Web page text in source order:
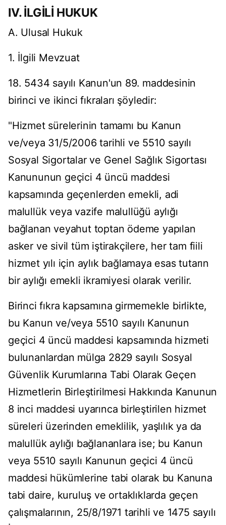
IV. İLGİLİ HUKUK
A. Ulusal Hukuk
1. İlgili Mevzuat
18. 5434 sayılı Kanun'un 89. maddesinin
birinci ve ikinci fıkraları şöyledir:
"Hizmet sürelerinin tamamı bu Kanun
ve/veya 31/5/2006 tarihli ve 5510 sayılı
Sosyal Sigortalar ve Genel Sağlık Sigortası
Kanununun geçici 4 üncü maddesi
kapsamında geçenlerden emekli, adi
malullük veya vazife malullüğü aylığı
bağlanan veyahut toptan ödeme yapılan
asker ve sivil tüm iştirakçilere, her tam fiili
hizmet yılı için aylık bağlamaya esas tutarın
bir aylığı emekli ikramiyesi olarak verilir.
Birinci fıkra kapsamına girmemekle birlikte,
bu Kanun ve/veya 5510 sayılı Kanunun
geçici 4 üncü maddesi kapsamında hizmeti
bulunanlardan mülga 2829 sayılı Sosyal
Güvenlik Kurumlarına Tabi Olarak Geçen
Hizmetlerin Birleştirilmesi Hakkında Kanunun
8 inci maddesi uyarınca birleştirilen hizmet
süreleri üzerinden emeklilik, yaşlılık ya da
malullük aylığı bağlananlara ise; bu Kanun
veya 5510 sayılı Kanunun geçici 4 üncü
maddesi hükümlerine tabi olarak bu Kanuna
tabi daire, kuruluş ve ortaklıklarda geçen
çalışmalarının, 25/8/1971 tarihli ve 1475 sayılı